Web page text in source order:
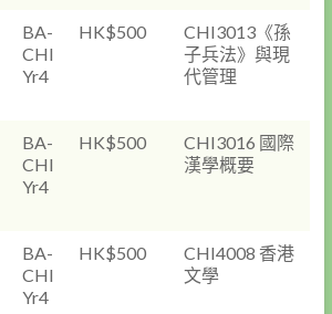
BA-
CHI
Yr4
HK$500
CHI3013《孫
子兵法》與現
代管理
BA-
CHI
Yr4
HK$500
CHI3016 國際
漢學概要
BA-
CHI
Yr4
HK$500
CHI4008 香港
文學